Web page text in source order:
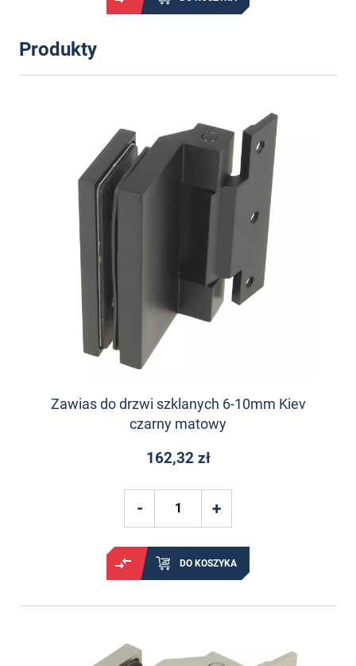
Produkty
Zawias do drzwi szklanych 6-10mm Kiev
czarny matowy
162,32 zł
DO KOSZYKA